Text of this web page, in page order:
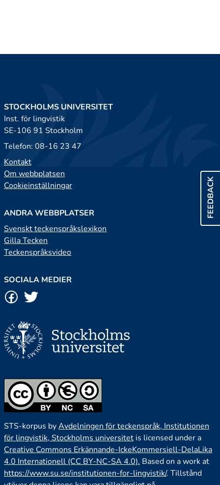
FEEDBACK
STOCKHOLMS UNIVERSITET
Inst. för lingvistik
SE-106 91 Stockholm
Telefon: 08-16 23 47
Kontakt
Om webbplatsen
Cookieinställningar
ANDRA WEBBPLATSER
Svenskt teckenspråkslexikon
Gilla Tecken
Teckenspråksvideo
SOCIALA MEDIER
STS-korpus byAvdelningen för teckenspråk, Institutionen
för lingvistik, Stockholms universitet is licensed under a
Creative Commons Erkännande-IckeKommersiell-DelaLika
4.0 Internationell (CC BY-NC-SA 4.0). Based on a work at
https://www.su.se/institutionen-for-lingvistik/. Tillstånd